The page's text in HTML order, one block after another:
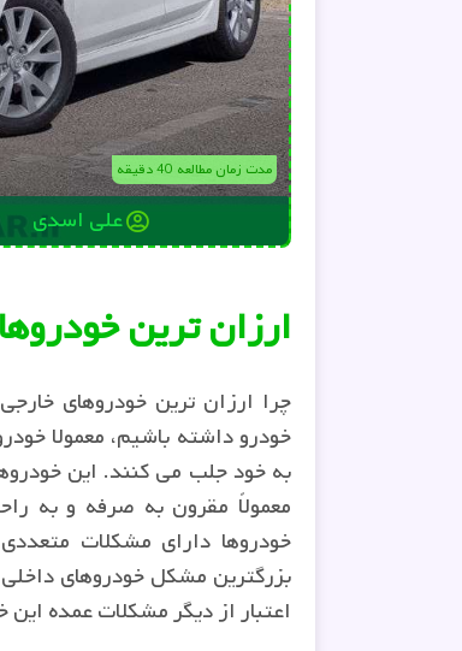
علی اسدی
مدت زمان مطالعه 40 دقیقه
ارزان ترین
چرا ارزان ترین خودروهای
خودرو داشته باشیم، معمولا
به خود جلب می کنند. این
معمولاً مقرون به صرفه و به
خودروها دارای مشکلات
بزرگترین مشکل خودروهای
اعتبار از دیگر مشکلات عمده